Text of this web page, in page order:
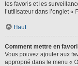
les favoris et les
l’utilisateur dans l’onglet «
Haut
Comment mettre en
Vous pouvez ajouter aux
approprié dans le menu «